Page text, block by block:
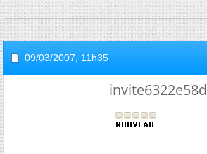
09/03/2007, 11h35
invite6322e58d